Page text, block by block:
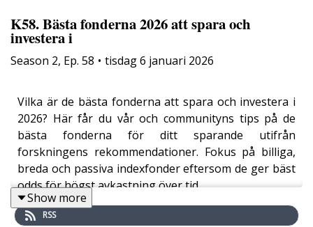
K58. Bästa fonderna 2026 att spara och
investera i
Season 2, Ep. 58 • tisdag 6 januari 2026
Vilka är de bästa fonderna att spara och investera i
2026? Här får du vår och communityns tips på de
bästa fonderna för ditt sparande utifrån
forskningens rekommendationer. Fokus på billiga,
breda och passiva indexfonder eftersom de ger bäst
odds för högst avkastning över tid.
Show more
RSS